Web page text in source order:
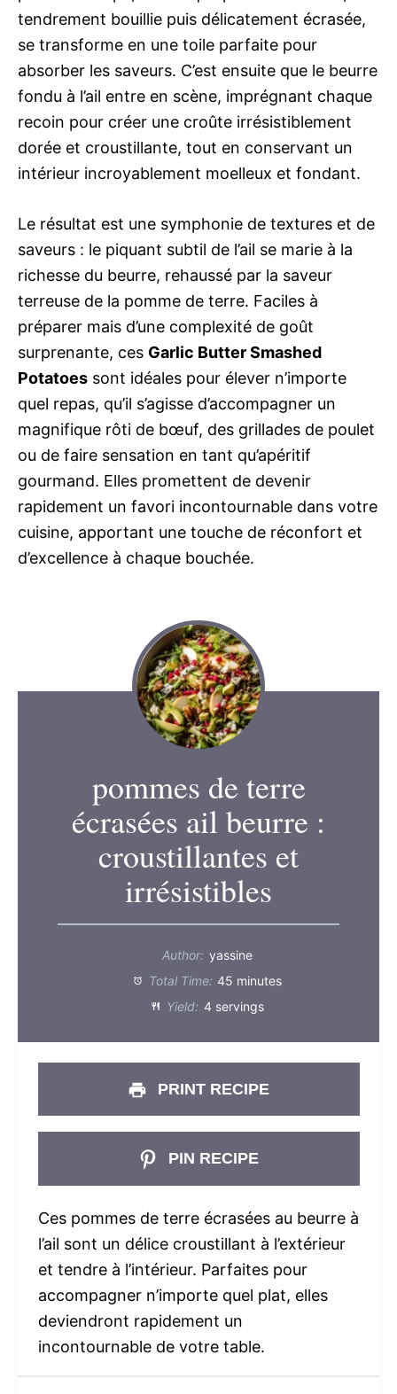
tendrement bouillie puis délicatement écrasée,
se transforme en une toile parfaite pour
absorber les saveurs. C’est ensuite que le beurre
fondu à l’ail entre en scène, imprégnant chaque
recoin pour créer une croûte irrésistiblement
dorée et croustillante, tout en conservant un
intérieur incroyablement moelleux et fondant.
Le résultat est une symphonie de textures et de
saveurs : le piquant subtil de l’ail se marie à la
richesse du beurre, rehaussé par la saveur
terreuse de la pomme de terre. Faciles à
préparer mais d’une complexité de goût
surprenante, ces Garlic Butter Smashed
Potatoes sont idéales pour élever n’importe
quel repas, qu’il s’agisse d’accompagner un
magnifique rôti de bœuf, des grillades de poulet
ou de faire sensation en tant qu’apéritif
gourmand. Elles promettent de devenir
rapidement un favori incontournable dans votre
cuisine, apportant une touche de réconfort et
d’excellence à chaque bouchée.
pommes de terre
écrasées ail beurre :
croustillantes et
irrésistibles
Author: yassine
Total Time: 45 minutes
Yield: 4 servings
PRINT RECIPE
PIN RECIPE
Ces pommes de terre écrasées au beurre à
l’ail sont un délice croustillant à l’extérieur
et tendre à l’intérieur. Parfaites pour
accompagner n’importe quel plat, elles
deviendront rapidement un
incontournable de votre table.